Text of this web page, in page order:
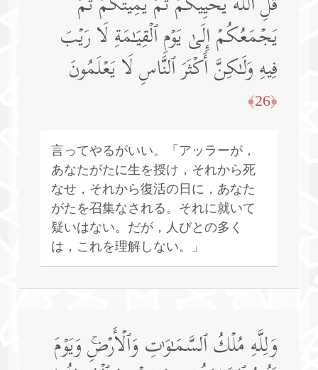
یَجۡمَعُكُمۡ إِلَىٰ یَوۡمِ ٱلۡقِیَـٰمَةِ لَا رَیۡبَ
فِیهِ وَلَـٰكِنَّ أَكۡثَرَ ٱلنَّاسِ لَا یَعۡلَمُونَ
﴿26﴾
言ってやるがいい。「アッラーが，
あなたがたに生を授け，それから死
なせ，それから復活の日に，あなた
がたを召集なされる。それに就いて
疑いはない。だが，人びとの多く
は，これを理解しない。」
وَلِلَّهِ مُلۡكُ ٱلسَّمَـٰوَ ٰ⁠تِ وَٱلۡأَرۡضِۚ وَیَوۡمَ